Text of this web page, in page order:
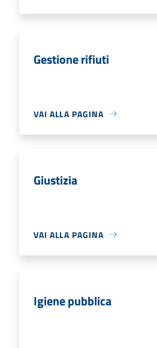
Gestione rifiuti
VAI ALLA PAGINA
Giustizia
VAI ALLA PAGINA
Igiene pubblica